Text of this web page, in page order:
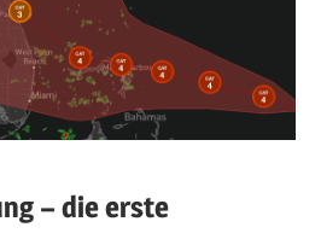
– die erste